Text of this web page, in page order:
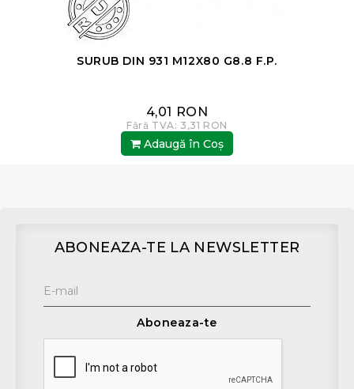
SURUB DIN 931 M12X80 G8.8 F.P.
4,01 RON
Fără TVA: 3,31 RON
Adaugă în Coş
ABONEAZA-TE LA NEWSLETTER
Aboneaza-te